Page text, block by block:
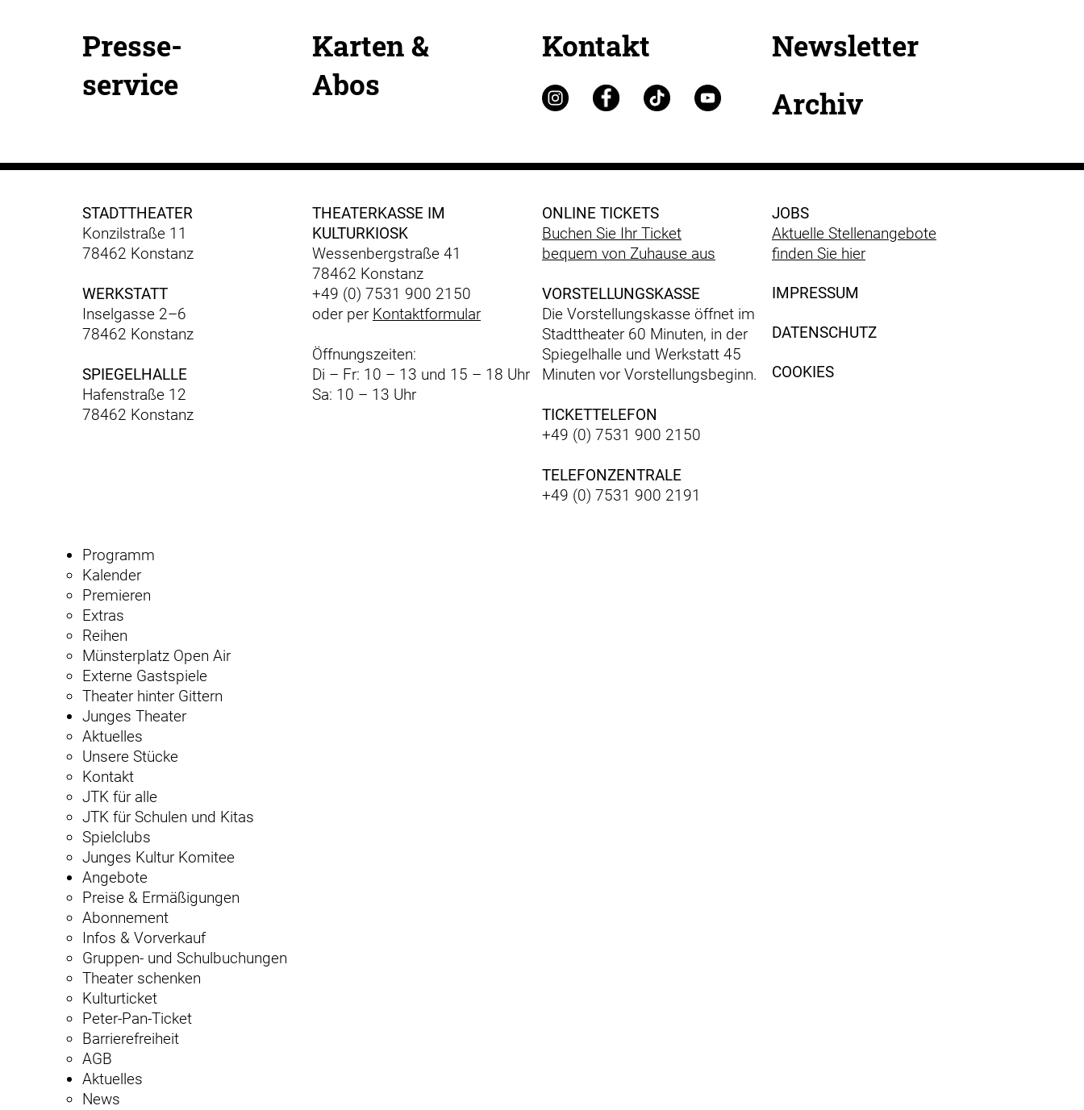
Presse-
service
Karten &
Abos
Kontakt
Newsletter
Archiv
STADTTHEATER
Konzilstraße 11
78462 Konstanz
WERKSTATT
Inselgasse 2–6
78462 Konstanz
SPIEGELHALLE
Hafenstraße 12
78462 Konstanz
THEATERKASSE IM
KULTURKIOSK
Wessenbergstraße 41
78462 Konstanz
+49 (0) 7531 900 2150
oder per Kontaktformular
Öffnungszeiten:
Di – Fr: 10 – 13 und 15 – 18 Uhr
Sa: 10 – 13 Uhr
ONLINE TICKETS
Buchen Sie Ihr Ticket
bequem von Zuhause aus
VORSTELLUNGSKASSE
Die Vorstellungskasse öffnet im
Stadttheater 60 Minuten, in der
Spiegelhalle und Werkstatt 45
Minuten vor Vorstellungsbeginn.
TICKETTELEFON
+49 (0) 7531 900 2150
TELEFONZENTRALE
+49 (0) 7531 900 2191
JOBS
Aktuelle Stellenangebote
finden Sie hier
IMPRESSUM
DATENSCHUTZ
COOKIES
Programm
Kalender
Premieren
Extras
Reihen
Münsterplatz Open Air
Externe Gastspiele
Theater hinter Gittern
Junges Theater
Aktuelles
Unsere Stücke
Kontakt
JTK für alle
JTK für Schulen und Kitas
Spielclubs
Junges Kultur Komitee
Angebote
Preise & Ermäßigungen
Abonnement
Infos & Vorverkauf
Gruppen- und Schulbuchungen
Theater schenken
Kulturticket
Peter-Pan-Ticket
Barrierefreiheit
AGB
Aktuelles
News